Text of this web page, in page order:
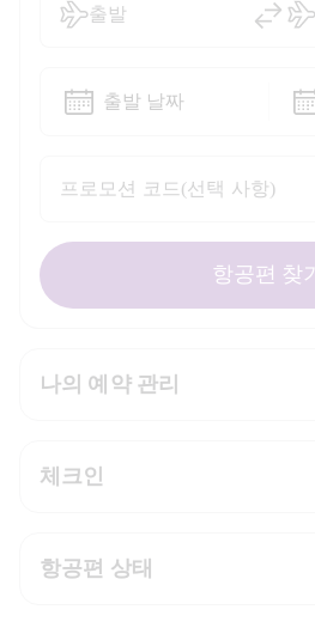
나의 예약 관리
체크인
항공편 상태
프로모션 코드(선택 사항)
출발
출발 날짜
항공편 찾기